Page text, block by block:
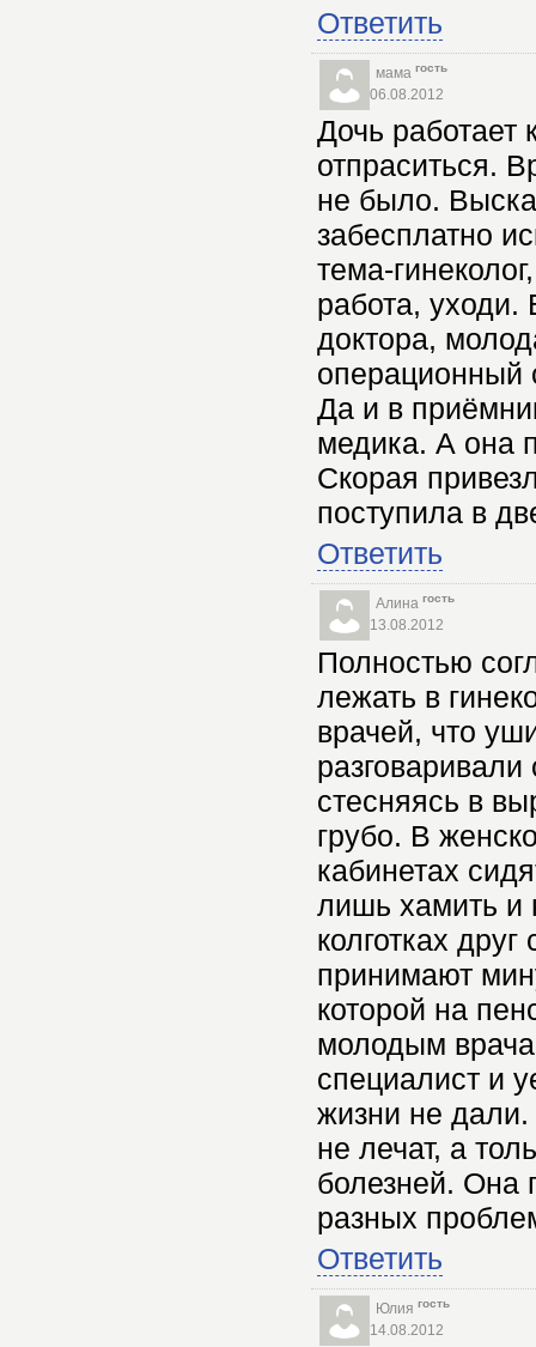
Ответить
мама гость
06.08.2012
Дочь
отпраситься.
не было.
забесплатно
тема-
работа, уходи.
доктора,
операционный
Да и в
медика. А она
Скорая
поступила в
Ответить
Алина гость
13.08.2012
Полностью
лежать в
врачей, что
стесняясь в
грубо. В
кабинетах
лишь хамить и
колготках
принимают
которой на
молодым
специалист и
жизни не
не лечат, а
болезней. Она
разных
Ответить
Юлия гость
14.08.2012